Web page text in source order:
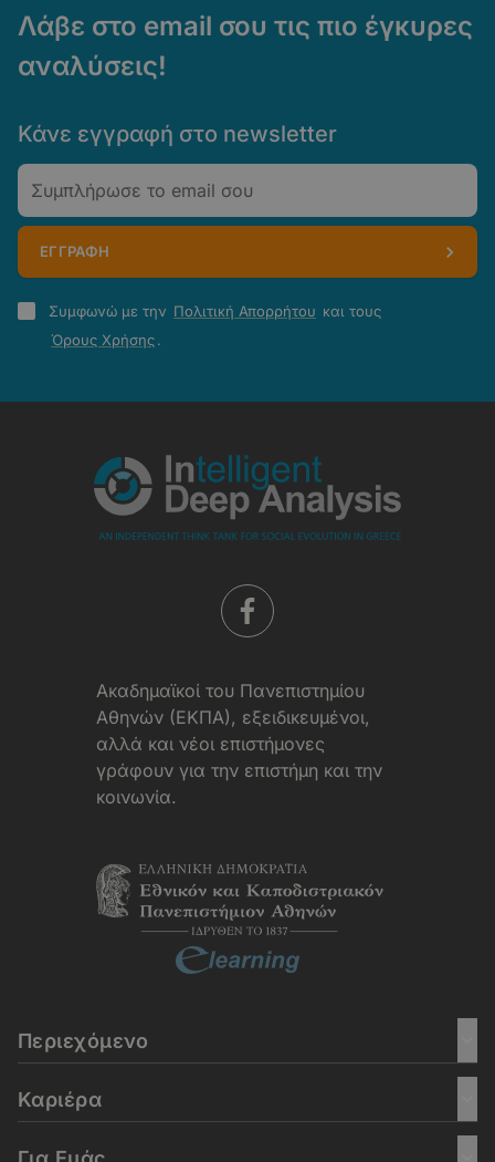
Λάβε στο email σου τις πιο έγκυρες
αναλύσεις!
Κάνε εγγραφή στο newsletter
Email
ΕΓΓΡΑΦΗ
Πολιτική
Απορρήτου
Συμφωνώ με την Πολιτική Απορρήτου και τους
Όρους Χρήσης.
Aκαδημαϊκοί του Πανεπιστημίου
Αθηνών (ΕΚΠΑ), εξειδικευμένοι,
αλλά και νέοι επιστήμονες
γράφουν για την επιστήμη και την
κοινωνία.
Περιεχόμενο
Καριέρα